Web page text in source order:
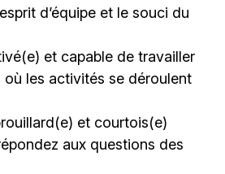
d’équipe et le souci du
et capable de travailler
où les activités se déroulent
et courtois(e)
aux questions des